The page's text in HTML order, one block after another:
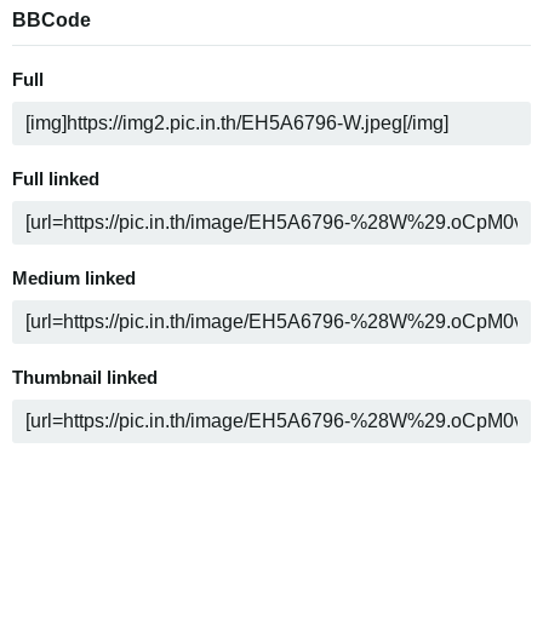
BBCode
Full
Full linked
Medium linked
Thumbnail linked